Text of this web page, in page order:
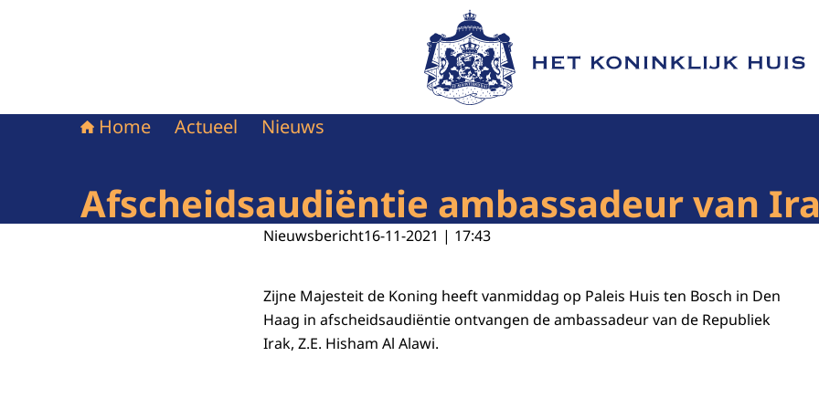
Naar de homepage van Het Koninklijk Huis
Home Actueel Nieuws
Afscheidsaudiëntie ambassadeur van
Nieuwsbericht16-11-2021 | 17:43
Zijne Majesteit de Koning heeft vanmiddag op Paleis Huis ten Bosch in Den
Haag in afscheidsaudiëntie ontvangen de ambassadeur van de Republiek
Irak, Z.E. Hisham Al Alawi.